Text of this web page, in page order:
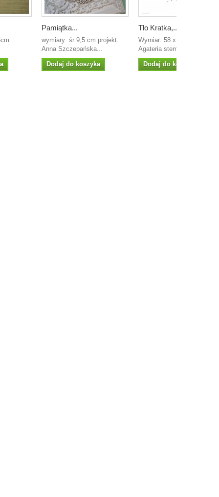
Pamiątka...
wymiary: śr 9,5 cm projekt:
Anna Szczepańska...
Dodaj do koszyka
Tło Kratka,...
Wymiar: 58 x 74mm projekt
Agateria stempel...
Dodaj do koszyka